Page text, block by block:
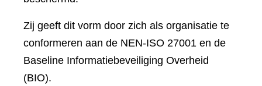
Zij geeft dit vorm door zich als organisatie te
conformeren aan de NEN-ISO 27001 en de
Baseline Informatiebeveiliging Overheid
(BIO).